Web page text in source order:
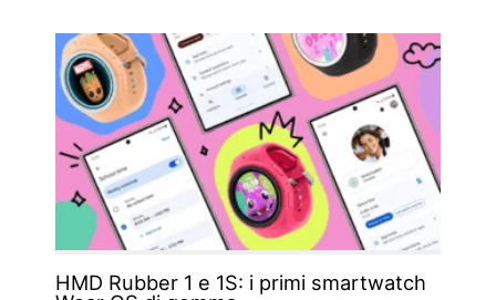
HMD Rubber 1 e 1S: i primi smartwatch